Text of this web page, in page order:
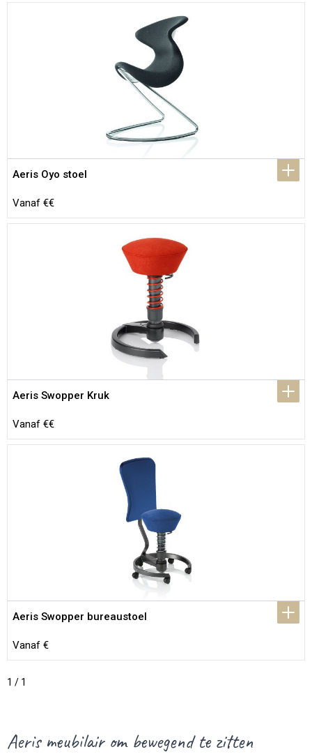
Aeris Oyo stoel
Vanaf €€
Aeris Swopper Kruk
Vanaf €€
Aeris Swopper bureaustoel
Vanaf €
1 / 1
Aeris meubilair om bewegend te zitten